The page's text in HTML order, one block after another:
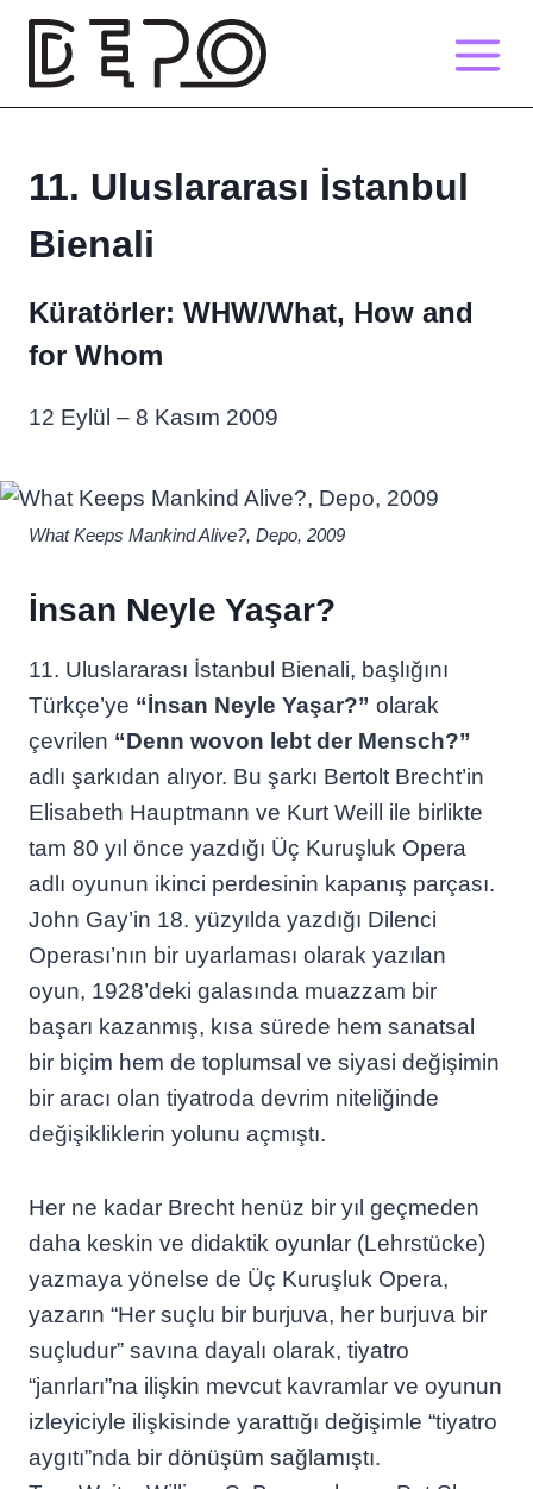
Skip
content
11. Uluslararası İstanbul
Bienali
Küratörler: WHW/What, How and
for Whom
12 Eylül – 8 Kasım 2009
What Keeps Mankind Alive?, Depo, 2009
İnsan Neyle Yaşar?
11. Uluslararası İstanbul Bienali, başlığını
Türkçe’ye “İnsan Neyle Yaşar?” olarak
çevrilen “Denn wovon lebt der Mensch?”
adlı şarkıdan alıyor. Bu şarkı Bertolt Brecht’in
Elisabeth Hauptmann ve Kurt Weill ile birlikte
tam 80 yıl önce yazdığı Üç Kuruşluk Opera
adlı oyunun ikinci perdesinin kapanış parçası.
John Gay’in 18. yüzyılda yazdığı Dilenci
Operası’nın bir uyarlaması olarak yazılan
oyun, 1928’deki galasında muazzam bir
başarı kazanmış, kısa sürede hem sanatsal
bir biçim hem de toplumsal ve siyasi değişimin
bir aracı olan tiyatroda devrim niteliğinde
değişikliklerin yolunu açmıştı.
Her ne kadar Brecht henüz bir yıl geçmeden
daha keskin ve didaktik oyunlar (Lehrstücke)
yazmaya yönelse de Üç Kuruşluk Opera,
yazarın “Her suçlu bir burjuva, her burjuva bir
suçludur” savına dayalı olarak, tiyatro
“janrları”na ilişkin mevcut kavramlar ve oyunun
izleyiciyle ilişkisinde yarattığı değişimle “tiyatro
aygıtı”nda bir dönüşüm sağlamıştı.